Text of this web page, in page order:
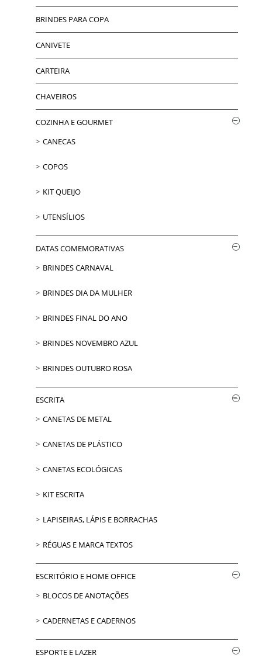
BRINDES PARA COPA
CANIVETE
CARTEIRA
CHAVEIROS
COZINHA E GOURMET
CANECAS
COPOS
KIT QUEIJO
UTENSÍLIOS
DATAS COMEMORATIVAS
BRINDES CARNAVAL
BRINDES DIA DA MULHER
BRINDES FINAL DO ANO
BRINDES NOVEMBRO AZUL
BRINDES OUTUBRO ROSA
ESCRITA
CANETAS DE METAL
CANETAS DE PLÁSTICO
CANETAS ECOLÓGICAS
KIT ESCRITA
LAPISEIRAS, LÁPIS E BORRACHAS
RÉGUAS E MARCA TEXTOS
ESCRITÓRIO E HOME OFFICE
BLOCOS DE ANOTAÇÕES
CADERNETAS E CADERNOS
ESPORTE E LAZER